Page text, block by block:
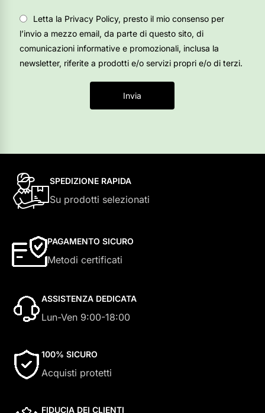
Letta la Privacy Policy, presto il mio consenso per
l’invio a mezzo email, da parte di questo sito, di
comunicazioni informative e promozionali, inclusa la
newsletter, riferite a prodotti e/o servizi propri e/o di terzi.
Invia
SPEDIZIONE RAPIDA
Su prodotti selezionati
PAGAMENTO SICURO
Metodi certificati
ASSISTENZA DEDICATA
Lun-Ven 9:00-18:00
100% SICURO
Acquisti protetti
FIDUCIA DEI CLIENTI